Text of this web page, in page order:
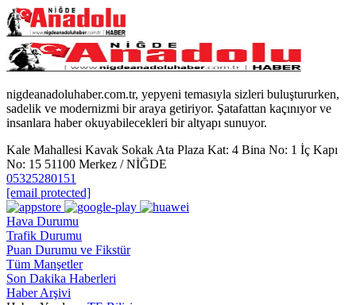
nigdeanadoluhaber.com.tr, yepyeni temasıyla sizleri buluştururken,
sadelik ve modernizmi bir araya getiriyor. Şatafattan kaçınıyor ve
insanlara haber okuyabilecekleri bir altyapı sunuyor.
Kale Mahallesi Kavak Sokak Ata Plaza Kat: 4 Bina No: 1 İç Kapı
No: 15 51100 Merkez / NİĞDE
05325280151
[email protected]
Hava Durumu
Trafik Durumu
Puan Durumu ve Fikstür
Tüm Manşetler
Son Dakika Haberleri
Haber Arşivi